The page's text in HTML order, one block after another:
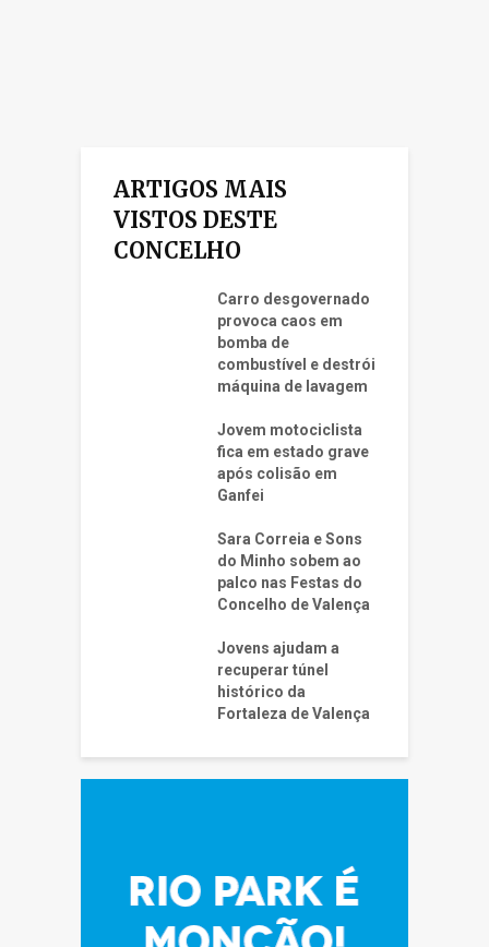
ARTIGOS MAIS
VISTOS DESTE
CONCELHO
Carro desgovernado
provoca caos em
bomba de
combustível e destrói
máquina de lavagem
Jovem motociclista
fica em estado grave
após colisão em
Ganfei
Sara Correia e Sons
do Minho sobem ao
palco nas Festas do
Concelho de Valença
Jovens ajudam a
recuperar túnel
histórico da
Fortaleza de Valença